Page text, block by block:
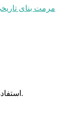
مرمت بنای
استفاده از مطالب سایت با ذکر منبع بلامانع میباشد.